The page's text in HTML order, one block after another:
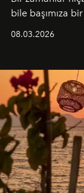
bile başımıza
08.03.2026